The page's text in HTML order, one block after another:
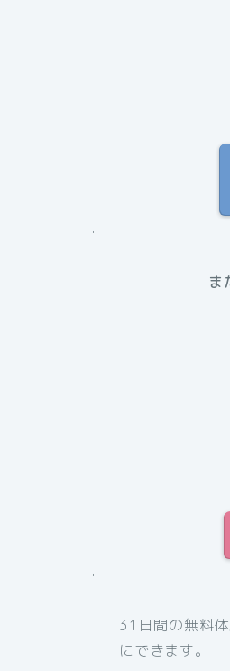
.
ま
.
31日間の無料
にできます。